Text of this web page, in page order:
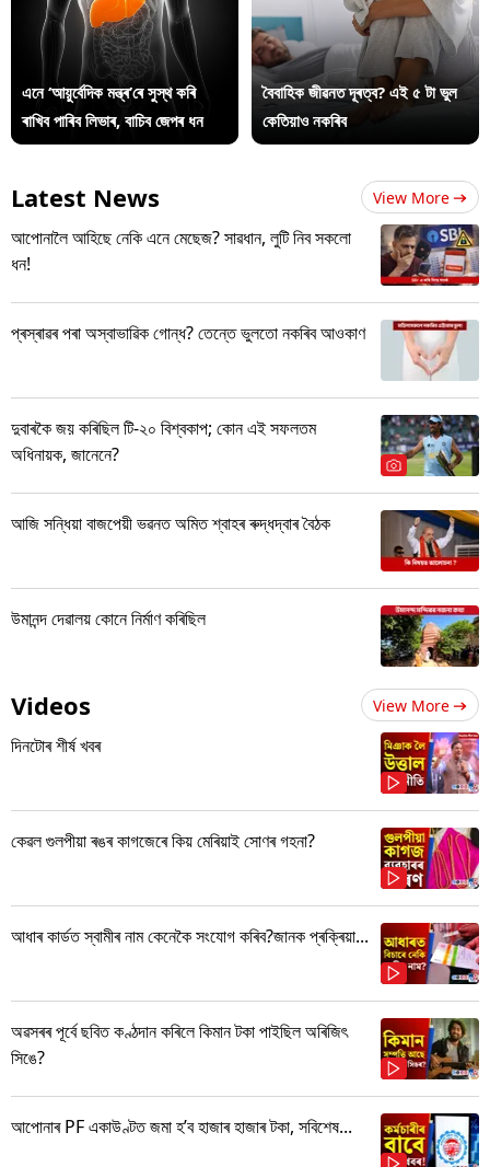
এনে ‘আয়ুৰ্বেদিক মন্ত্ৰ’ৰে সুস্থ কৰি
ৰাখিব পাৰিব লিভাৰ, বাচিব জেপৰ ধন
বৈবাহিক জীৱনত দূৰত্ব? এই ৫ টা ভুল
কেতিয়াও নকৰিব
Latest News View More
আপোনালৈ আহিছে নেকি এনে মেছেজ? সাৱধান, লুটি নিব সকলো
ধন!
প্ৰস্ৰাৱৰ পৰা অস্বাভাৱিক গোন্ধ? তেন্তে ভুলতো নকৰিব আওকাণ
দুবাৰকৈ জয় কৰিছিল টি-২০ বিশ্বকাপ; কোন এই সফলতম
অধিনায়ক, জানেনে?
আজি সন্ধিয়া বাজপেয়ী ভৱনত অমিত শ্বাহৰ ৰুদ্ধদ্বাৰ বৈঠক
উমানন্দ দেৱালয় কোনে নিৰ্মাণ কৰিছিল
Videos View More
দিনটোৰ শীৰ্ষ খবৰ
কেৱল গুলপীয়া ৰঙৰ কাগজেৰে কিয় মেৰিয়াই সোণৰ গহনা?
আধাৰ কাৰ্ডত স্বামীৰ নাম কেনেকৈ সংযোগ কৰিব?জানক প্ৰক্ৰিয়া...
অৱসৰৰ পূৰ্বে ছবিত কণ্ঠদান কৰিলে কিমান টকা পাইছিল অৰিজিৎ
সিঙে?
আপোনাৰ PF একাউণ্টত জমা হ’ব হাজাৰ হাজাৰ টকা, সবিশেষ...